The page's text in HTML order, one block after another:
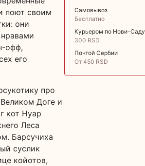
поют своим
они
офф,
его
про
Доге и
кот Нуар
Леса
Барсучиха
суслик
койотов,
Самовывоз
Бесплатно
Курьером по Нови-Саду
300 RSD
Почтой Сербии
От 450 RSD